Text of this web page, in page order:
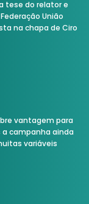
tese do relator e
União
na chapa de Ciro
vantagem para
a campanha ainda
variáveis